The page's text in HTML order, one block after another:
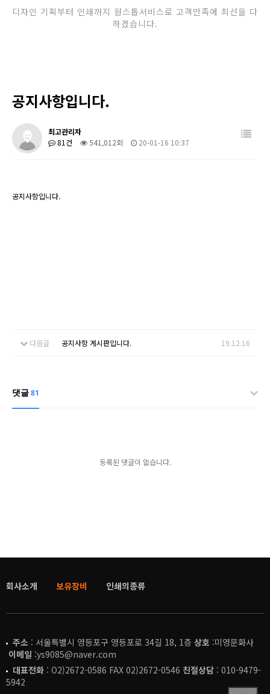
디자인 기획부터 인쇄까지 원스톱서비스로 고객만족에 최선을 다
하겠습니다.
공지사항입니다.
최고관리자
81건
541,012회 20-01-16 10:37
공지사항입니다.
다음글 공지사항 게시판입니다. 19.12.16
댓글81
등록된 댓글이 없습니다.
회사소개 보유장비 인쇄의종류
주소 : 서울특별시 영등포구 영등포로 34길 18, 1층 상호 :미영문화사
이메일 :ys9085@naver.com
대표전화 : O2)2672-0586 FAX 02)2672-0546 친절상담 : 010-9479-
5942